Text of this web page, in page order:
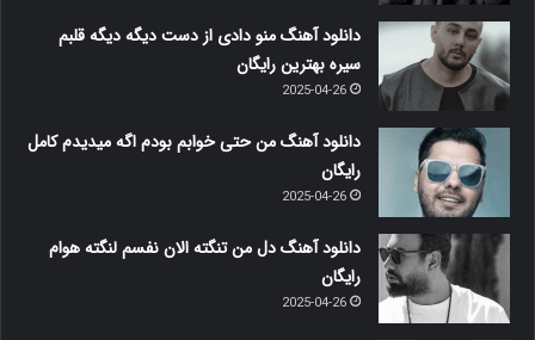
دانلود آهنگ منو دادی از دست دیگه دیگه قلبم
سیره بهترین رایگان
2025-04-26
دانلود آهنگ من حتی خوابم بودم اگه میدیدم کامل
رایگان
2025-04-26
دانلود آهنگ دل من تنگته الان نفسم لنگته هوام
رایگان
2025-04-26